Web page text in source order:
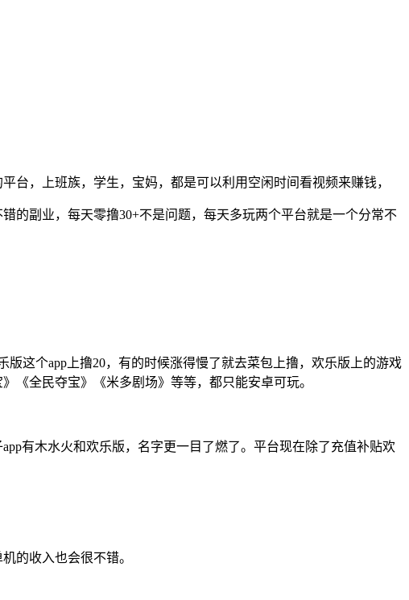
台，上班族，学生，宝妈，都是可以利用空闲时间看视频来赚钱，
的副业，每天零撸30+不是问题，每天多玩两个平台就是一个分常不
这个app上撸20，有的时候涨得慢了就去菜包上撸，欢乐版上的游戏
《全民夺宝》《米多剧场》等等，都只能安卓可玩。
有木水火和欢乐版，名字更一目了燃了。平台现在除了充值补贴欢
的收入也会很不错。